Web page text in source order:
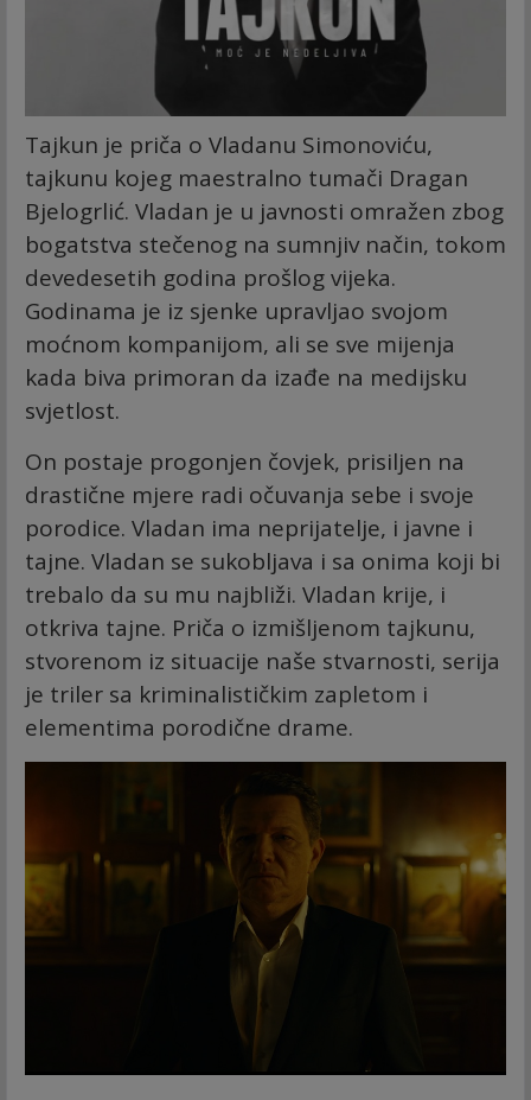
Tajkun je priča o Vladanu Simonoviću,
tajkunu kojeg maestralno tumači Dragan
Bjelogrlić. Vladan je u javnosti omražen zbog
bogatstva stečenog na sumnjiv način, tokom
devedesetih godina prošlog vijeka.
Godinama je iz sjenke upravljao svojom
moćnom kompanijom, ali se sve mijenja
kada biva primoran da izađe na medijsku
svjetlost.
On postaje progonjen čovjek, prisiljen na
drastične mjere radi očuvanja sebe i svoje
porodice. Vladan ima neprijatelje, i javne i
tajne. Vladan se sukobljava i sa onima koji bi
trebalo da su mu najbliži. Vladan krije, i
otkriva tajne. Priča o izmišljenom tajkunu,
stvorenom iz situacije naše stvarnosti, serija
je triler sa kriminalističkim zapletom i
elementima porodične drame.